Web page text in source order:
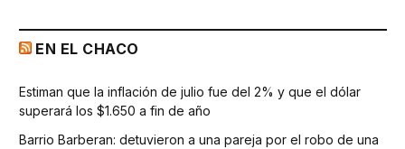
EN EL CHACO
Estiman que la inflación de julio fue del 2% y que el dólar
superará los $1.650 a fin de año
Barrio Barberan: detuvieron a una pareja por el robo de una